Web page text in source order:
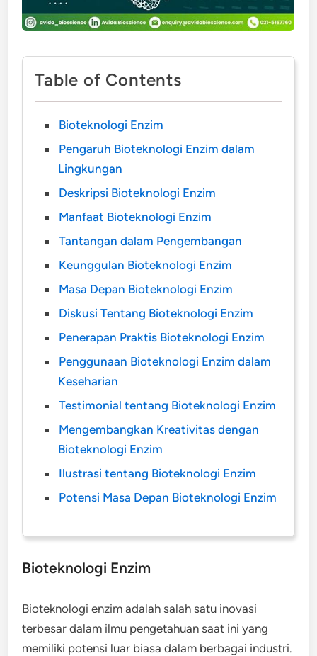
Table of Contents
Bioteknologi Enzim
Pengaruh Bioteknologi Enzim dalam
Lingkungan
Deskripsi Bioteknologi Enzim
Manfaat Bioteknologi Enzim
Tantangan dalam Pengembangan
Keunggulan Bioteknologi Enzim
Masa Depan Bioteknologi Enzim
Diskusi Tentang Bioteknologi Enzim
Penerapan Praktis Bioteknologi Enzim
Penggunaan Bioteknologi Enzim dalam
Keseharian
Testimonial tentang Bioteknologi Enzim
Mengembangkan Kreativitas dengan
Bioteknologi Enzim
Ilustrasi tentang Bioteknologi Enzim
Potensi Masa Depan Bioteknologi Enzim
Bioteknologi Enzim
Bioteknologi enzim adalah salah satu inovasi
terbesar dalam ilmu pengetahuan saat ini yang
memiliki potensi luar biasa dalam berbagai industri.